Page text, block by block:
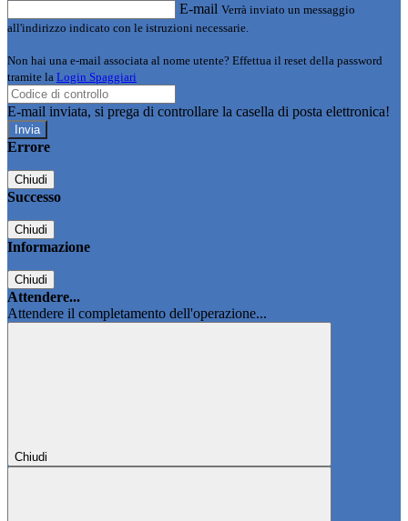
E-mail Verrà inviato un messaggio
all'indirizzo indicato con le istruzioni necessarie.
Non hai una e-mail associata al nome utente? Effettua il reset della password
tramite la Login Spaggiari
E-mail inviata, si prega di controllare la casella di posta elettronica!
Errore
Chiudi
Successo
Chiudi
Informazione
Chiudi
Attendere...
Attendere il completamento dell'operazione...
Chiudi